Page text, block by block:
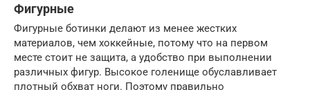
Фигурные
Фигурные ботинки делают из менее жестких
материалов, чем хоккейные, потому что на первом
месте стоит не защита, а удобство при выполнении
различных фигур. Высокое голенище обуславливает
плотный обхват ноги. Поэтому правильно